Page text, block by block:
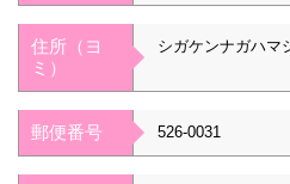
住所（ヨ
ミ）
シガケンナガハマ
郵便番号 526-0031